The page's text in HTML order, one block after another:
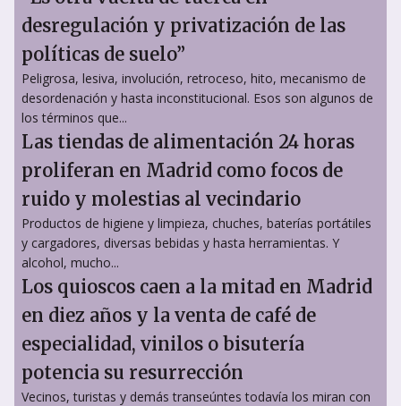
desregulación y privatización de las
políticas de suelo”
Peligrosa, lesiva, involución, retroceso, hito, mecanismo de
desordenación y hasta inconstitucional. Esos son algunos de
los términos que...
Las tiendas de alimentación 24 horas
proliferan en Madrid como focos de
ruido y molestias al vecindario
Productos de higiene y limpieza, chuches, baterías portátiles
y cargadores, diversas bebidas y hasta herramientas. Y
alcohol, mucho...
Los quioscos caen a la mitad en Madrid
en diez años y la venta de café de
especialidad, vinilos o bisutería
potencia su resurrección
Vecinos, turistas y demás transeúntes todavía los miran con